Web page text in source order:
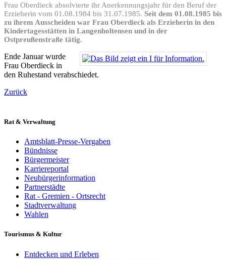
Frau Oberdieck absolvierte ihr Anerkennungsjahr für den Beruf der
Erzieherin vom 01.08.1984 bis 31.07.1985. Seit dem 01.08.1985 bis
zu ihrem Ausscheiden war Frau Oberdieck als Erzieherin in den
Kindertagesstätten in Langenholtensen und in der
Ostpreußenstraße tätig.
Ende Januar wurde
Frau Oberdieck in
den Ruhestand verabschiedet.
Zurück
Rat & Verwaltung
Amtsblatt-Presse-Vergaben
Bündnisse
Bürgermeister
Karriereportal
Neubürgerinformation
Partnerstädte
Rat - Gremien - Ortsrecht
Stadtverwaltung
Wahlen
Tourismus & Kultur
Entdecken und Erleben